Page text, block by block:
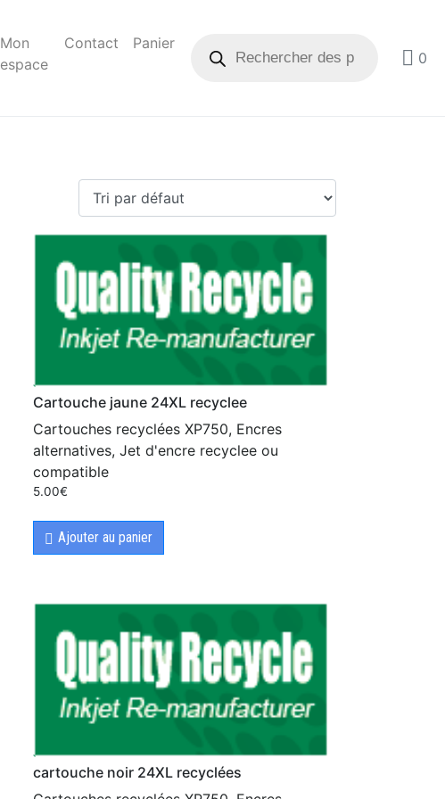
Mon
espace
Contact
Panier
0
Cartouche jaune 24XL recyclee
Cartouches recyclées XP750, Encres
alternatives, Jet d'encre recyclee ou
compatible
5.00€
Ajouter au panier
cartouche noir 24XL recyclées